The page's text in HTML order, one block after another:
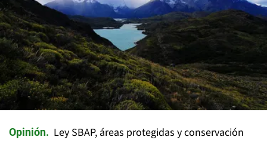
Opinión Ley SBAP, áreas protegidas y conservación